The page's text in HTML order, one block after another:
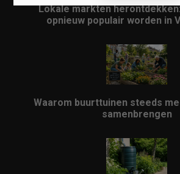
Lokale markten
opnieuw populair worden in
Waarom buurttuinen steeds
samenbrengen